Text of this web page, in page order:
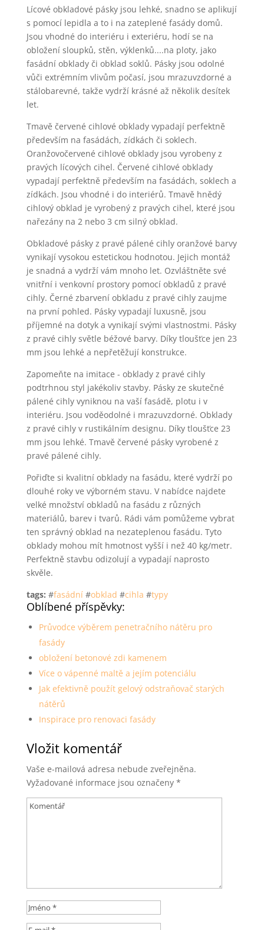
Lícové obkladové pásky jsou lehké, snadno se aplikují
s pomocí lepidla a to i na zateplené fasády domů.
Jsou vhodné do interiéru i exteriéru, hodí se na
obložení sloupků, stěn, výklenků....na ploty, jako
fasádní obklady či obklad soklů. Pásky jsou odolné
vůči extrémním vlivům počasí, jsou mrazuvzdorné a
stálobarevné, takže vydrží krásné až několik desítek
let.
Tmavě červené cihlové obklady vypadají perfektně
především na fasádách, zídkách či soklech.
Oranžovočervené cihlové obklady jsou vyrobeny z
pravých lícových cihel. Červené cihlové obklady
vypadají perfektně především na fasádách, soklech a
zídkách. Jsou vhodné i do interiérů. Tmavě hnědý
cihlový obklad je vyrobený z pravých cihel, které jsou
nařezány na 2 nebo 3 cm silný obklad.
Obkladové pásky z pravé pálené cihly oranžové barvy
vynikají vysokou estetickou hodnotou. Jejich montáž
je snadná a vydrží vám mnoho let. Ozvláštněte své
vnitřní i venkovní prostory pomocí obkladů z pravé
cihly. Černé zbarvení obkladu z pravé cihly zaujme
na první pohled. Pásky vypadají luxusně, jsou
příjemné na dotyk a vynikají svými vlastnostmi. Pásky
z pravé cihly světle béžové barvy. Díky tloušťce jen 23
mm jsou lehké a nepřetěžují konstrukce.
Zapomeňte na imitace - obklady z pravé cihly
podtrhnou styl jakékoliv stavby. Pásky ze skutečné
pálené cihly vyniknou na vaší fasádě, plotu i v
interiéru. Jsou voděodolné i mrazuvzdorné. Obklady
z pravé cihly v rustikálním designu. Díky tloušťce 23
mm jsou lehké. Tmavě červené pásky vyrobené z
pravé pálené cihly.
Pořiďte si kvalitní obklady na fasádu, které vydrží po
dlouhé roky ve výborném stavu. V nabídce najdete
velké množství obkladů na fasádu z různých
materiálů, barev i tvarů. Rádi vám pomůžeme vybrat
ten správný obklad na nezateplenou fasádu. Tyto
obklady mohou mít hmotnost vyšší i než 40 kg/metr.
Perfektně stavbu odizolují a vypadají naprosto
skvěle.
tags: #fasádní#obklad #cihla #typy
Oblíbené příspěvky:
Průvodce výběrem penetračního nátěru pro
fasády
obložení betonové zdi kamenem
Více o vápenné maltě a jejím potenciálu
Jak efektivně použít gelový odstraňovač starých
nátěrů
Inspirace pro renovaci fasády
Vložit komentář
Vaše e-mailová adresa nebude zveřejněna.
Vyžadované informace jsou označeny *